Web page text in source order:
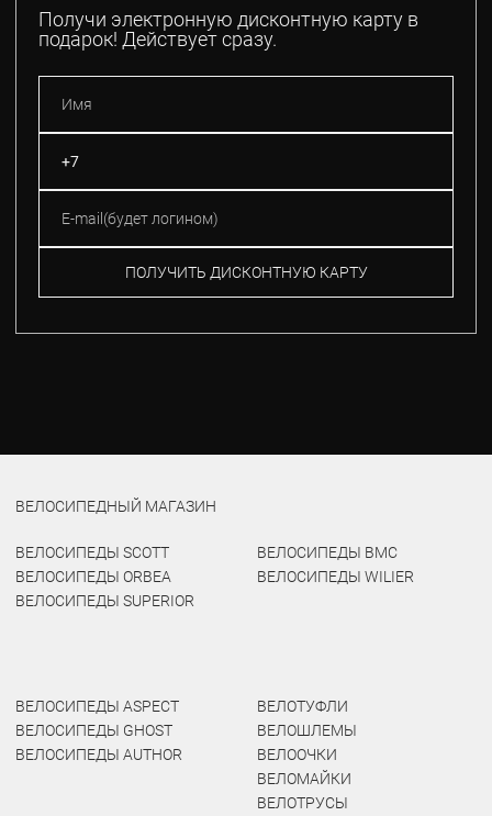
Получи электронную дисконтную карту в
подарок! Действует сразу.
ПОЛУЧИТЬ ДИСКОНТНУЮ КАРТУ
ВЕЛОСИПЕДНЫЙ МАГАЗИН
ВЕЛОСИПЕДЫ SCOTT
ВЕЛОСИПЕДЫ ORBEA
ВЕЛОСИПЕДЫ SUPERIOR
ВЕЛОСИПЕДЫ BMC
ВЕЛОСИПЕДЫ WILIER
ВЕЛОСИПЕДЫ ASPECT
ВЕЛОСИПЕДЫ GHOST
ВЕЛОСИПЕДЫ AUTHOR
ВЕЛОТУФЛИ
ВЕЛОШЛЕМЫ
ВЕЛООЧКИ
ВЕЛОМАЙКИ
ВЕЛОТРУСЫ